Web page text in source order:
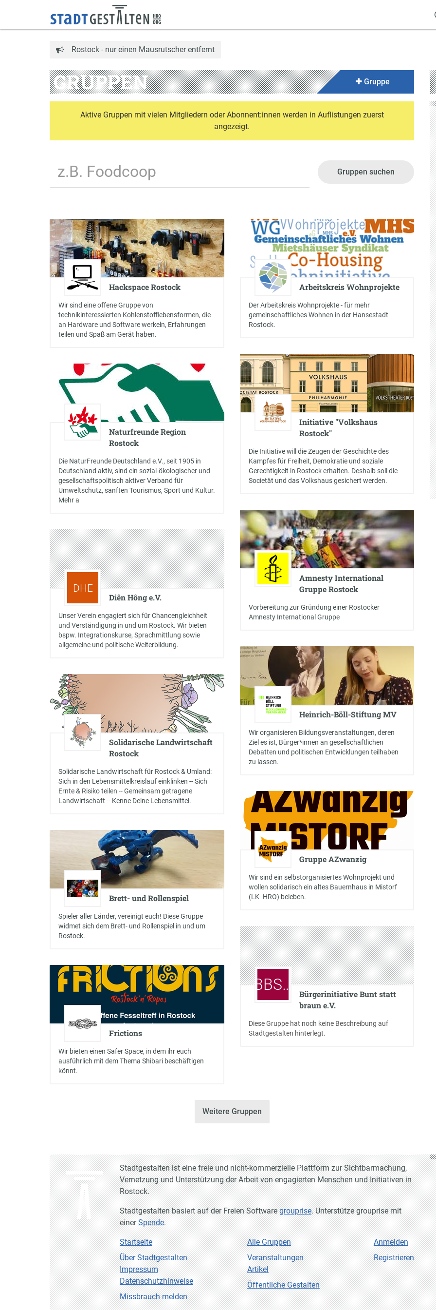
Rostock - nur einen Mausrutscher entfernt
GRUPPEN Gruppe
Aktive Gruppen mit vielen Mitgliedern oder Abonnent:innen werden in Auflistungen zuerst
angezeigt.
Gruppen suchen
Hackspace Rostock
Wir sind eine offene Gruppe von
technikinteressierten Kohlenstofflebensformen, die
an Hardware und Software werkeln, Erfahrungen
teilen und Spaß am Gerät haben.
Arbeitskreis Wohnprojekte
Der Arbeitskreis Wohnprojekte - für mehr
gemeinschaftliches Wohnen in der Hansestadt
Rostock.
Initiative "Volkshaus
Rostock"
Die Initiative will die Zeugen der Geschichte des
Kampfes für Freiheit, Demokratie und soziale
Gerechtigkeit in Rostock erhalten. Deshalb soll die
Societät und das Volkshaus gesichert werden.
Naturfreunde Region
Rostock
Die NaturFreunde Deutschland e.V., seit 1905 in
Deutschland aktiv, sind ein sozial-ökologischer und
gesellschaftspolitisch aktiver Verband für
Umweltschutz, sanften Tourismus, Sport und Kultur.
Mehr a
Amnesty International
Gruppe Rostock
Vorbereitung zur Gründung einer Rostocker
Amnesty International Gruppe
DHE
Diên Hông e.V.
Unser Verein engagiert sich für Chancengleichheit
und Verständigung in und um Rostock. Wir bieten
bspw. Integrationskurse, Sprachmittlung sowie
allgemeine und politische Weiterbildung.
Heinrich-Böll-Stiftung MV
Wir organisieren Bildungsveranstaltungen, deren
Ziel es ist, Bürger*innen an gesellschaftlichen
Debatten und politischen Entwicklungen teilhaben
zu lassen.
Solidarische Landwirtschaft
Rostock
Solidarische Landwirtschaft für Rostock & Umland:
Sich in den Lebensmittelkreislauf einklinken -- Sich
Ernte & Risiko teilen -- Gemeinsam getragene
Landwirtschaft -- Kenne Deine Lebensmittel.
Gruppe AZwanzig
Wir sind ein selbstorganisiertes Wohnprojekt und
wollen solidarisch ein altes Bauernhaus in Mistorf
(LK- HRO) beleben.
Brett- und Rollenspiel
Spieler aller Länder, vereinigt euch! Diese Gruppe
widmet sich dem Brett- und Rollenspiel in und um
Rostock.
BBS…
Bürgerinitiative Bunt statt
braun e.V.
Diese Gruppe hat noch keine Beschreibung auf
Stadtgestalten hinterlegt.
Frictions
Wir bieten einen Safer Space, in dem ihr euch
ausführlich mit dem Thema Shibari beschäftigen
könnt.
Weitere Gruppen
Stadtgestalten ist eine freie und nicht-kommerzielle Plattform zur Sichtbarmachung,
Vernetzung und Unterstützung der Arbeit von engagierten Menschen und Initiativen in
Rostock.
Stadtgestalten basiert auf der Freien Softwaregrouprise. Unterstütze grouprise mit
einerSpende.
Startseite
Über Stadtgestalten
Impressum
Datenschutzhinweise
Missbrauch melden
Alle Gruppen
Veranstaltungen
Artikel
Öffentliche Gestalten
Anmelden
Registrieren